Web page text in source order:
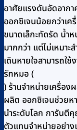
อาศัยแรงดันอัดอาก
ออกซิเจนน้อยกว่าเ
ขนาดเล็กะทัดรัด น้ำ
มากกว่า แต่ไม่เหมา
เดินหายใจสามารถใ
รักหมอ (
) ร้านจำหน่ายเครื่อง
ผลิต ออกซิเจนช่วยห
นำระดับโลก การันตี
ตัวแทนจำหน่ายอย่าง